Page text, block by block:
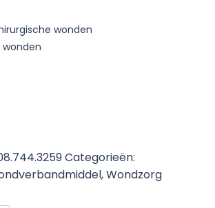
wonden
Categorieën:
,Wondzorg